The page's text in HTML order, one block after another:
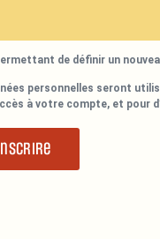
de définir un
personnelles seront
à votre compte, et pour